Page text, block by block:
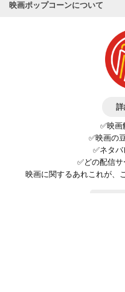
映画ポップコーンについて
✅映画
✅映画の
✅ネタ
✅どの配信
映画に関するあれこれが、